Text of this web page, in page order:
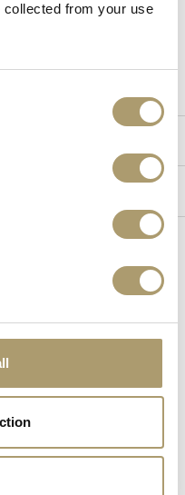
collected from your use